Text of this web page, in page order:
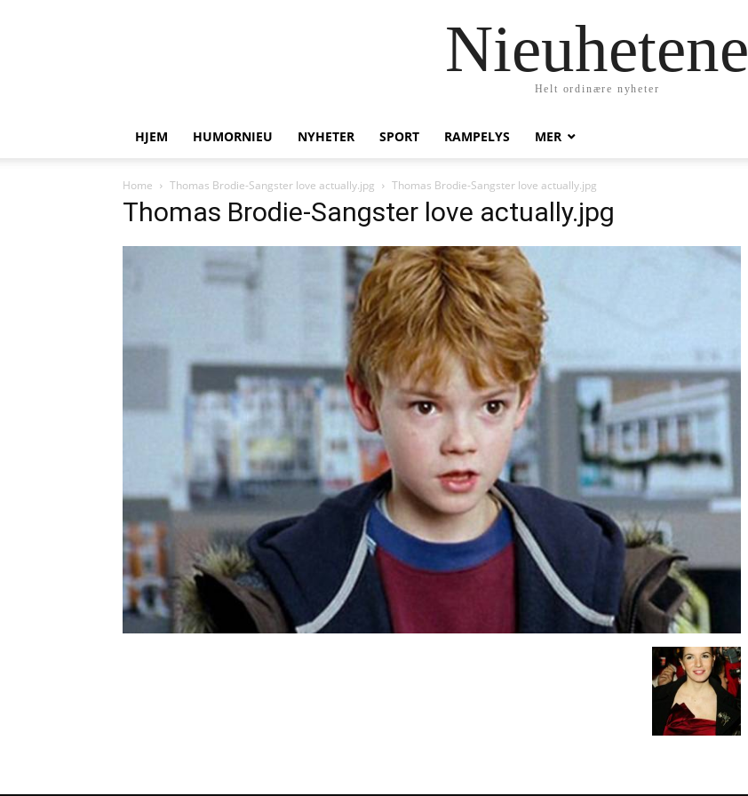
Nieuhetene
Helt ordinære nyheter
HJEM HUMORNIEU NYHETER SPORT RAMPELYS MER
Home Thomas Brodie-Sangster love actually.jpg Thomas Brodie-Sangster love actually.jpg
Thomas Brodie-Sangster love actually.jpg